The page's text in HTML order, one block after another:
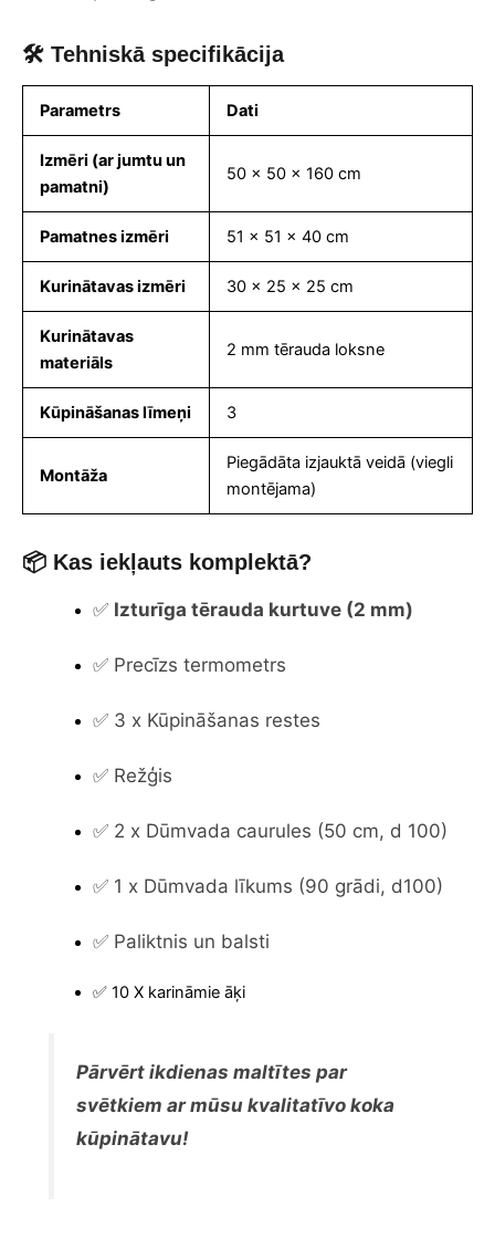
🛠 Tehniskā specifikācija
Parametrs Dati
Izmēri (ar jumtu un
pamatni)
50 x 50 x 160 cm
Pamatnes izmēri 51 x 51 x 40 cm
Kurinātavas izmēri 30 x 25 x 25 cm
Kurinātavas
materiāls
2 mm tērauda loksne
Kūpināšanas līmeņi 3
Montāža
Piegādāta izjauktā veidā (viegli
montējama)
📦 Kas iekļauts komplektā?
✅ Izturīga tērauda kurtuve (2 mm)
✅ Precīzs termometrs
✅ 3 x Kūpināšanas restes
✅ Režģis
✅ 2 x Dūmvada caurules (50 cm, d 100)
✅ 1 x Dūmvada līkums (90 grādi, d100)
✅ Paliktnis un balsti
✅ 10 X karināmie āķi
Pārvērt ikdienas maltītes par
svētkiem ar mūsu kvalitatīvo koka
kūpinātavu!